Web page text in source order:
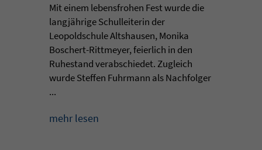
Mit einem lebensfrohen Fest wurde die
langjährige Schulleiterin der
Leopoldschule Altshausen, Monika
Boschert-Rittmeyer, feierlich in den
Ruhestand verabschiedet. Zugleich
wurde Steffen Fuhrmann als Nachfolger
...
mehr lesen